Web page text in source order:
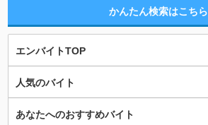
かんたん検索はこちら
エンバイトTOP
人気のバイト
あなたへのおすすめバイト